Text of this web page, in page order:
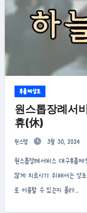
후불제상조
원스톱장례서
휴(休)
원스텝 3월 30, 2024
원스톱장례서비스 대구후불제상조 하늘휴(休)안녕하십니까 장례를 어렵지
않게 치르시기 위해서는 상
로 이용할 수 있는지 몰라…